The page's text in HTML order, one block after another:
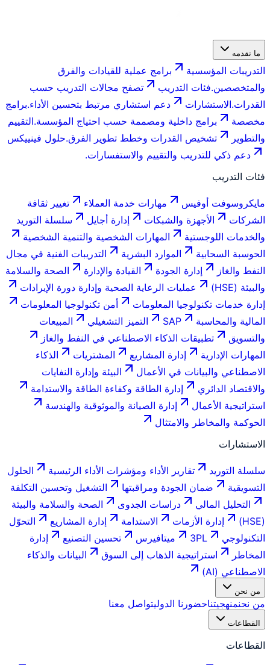
ما نقدمه
التدريبات المؤسسية
برامج عملية للقيادات والفرق
والمتخصصين.فئات التدريب
تصفح مجالات التدريب حسب
القدرات.الاستشارات دعم استشاري مرتبط بتحسين الأداء.برامج
مخصصة
برامج داخلية ومصممة حسب احتياج المؤسسة.التقييم
والتطوير
تشخيص القدرات وخطط تطوير الفرق.حلول فينييكس
دعم ذكي للتدريب والتقييم والاستفسارات.
فئات التدريب
مايكروسوفت أوفيس مهارات خدمة العملاء
تغيير ثقافة
الشركات
الأجهزة والشبكات إدارة أجايل
سلسلة التوريد
والخدمات اللوجستية
المهارات الشخصية والتنمية الشخصية
الحوسبة السحابية
الموارد البشرية
التدريبات الفنية في مجال
النفط والغاز
إدارة الجودة القيادة والإدارة
الصحة والسلامة
والبيئة (HSE)
عمليات الرعاية الصحية وإدارة دورة الإيرادات
إدارة خدمات تكنولوجيا المعلومات
أمن تكنولوجيا المعلومات
المالية والمحاسبة
SAP التميز التشغيلي
المبيعات
والتسويق
تطبيقات الذكاء الاصطناعي في النفط والغاز
المهارات الإدارية
إدارة المشاريع المشتريات
الذكاء
الاصطناعي والبيانات في الأعمال
البيئة وإدارة النفايات
والاقتصاد الدائري
إدارة الطاقة وكفاءة الطاقة والاستدامة
استراتيجية الأعمال
إدارة الصيانة والموثوقية والهندسة
الحوكمة والمخاطر والامتثال
الاستشارات
سلسلة التوريد تقارير الأداء ومؤشرات الأداء الرئيسية
الحلول
التسويقية
ضمان الجودة ومراقبتها
التشغيل وتحسين التكلفة
التحليل المالي
دراسات الجدوى
الصحة والسلامة والبيئة
(HSE)
إدارة الأزمات الاستدامة إدارة المشاريع
التحوّل
التكنولوجي
3PL ميتافيرس تحسين التصنيع
إدارة
المخاطر
استراتيجية الذهاب إلى السوق
البيانات والذكاء
الاصطناعي (AI)
من نحن
من نحنمنهجيتناحضورنا الدوليتواصل معنا
القطاعات
القطاعات